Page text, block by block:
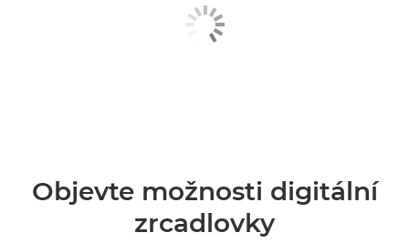
Objevte možnosti digitální
zrcadlovky